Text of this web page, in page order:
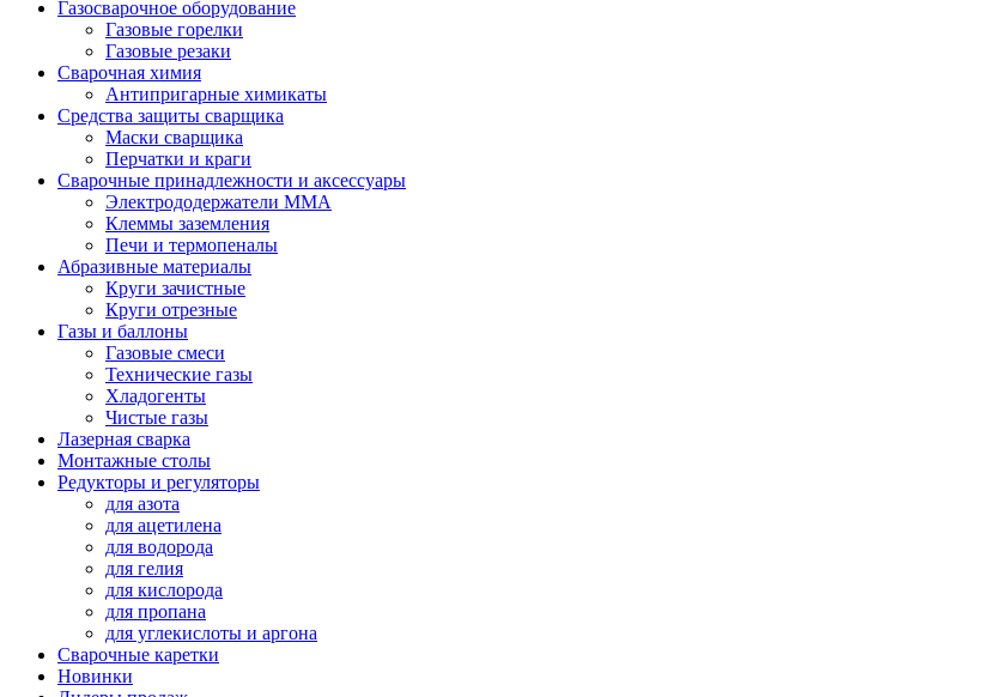
Газосварочное оборудование
Газовые горелки
Газовые резаки
Сварочная химия
Антипригарные химикаты
Средства защиты сварщика
Маски сварщика
Перчатки и краги
Сварочные принадлежности и аксессуары
Электрододержатели MMA
Клеммы заземления
Печи и термопеналы
Абразивные материалы
Круги зачистные
Круги отрезные
Газы и баллоны
Газовые смеси
Технические газы
Хладогенты
Чистые газы
Лазерная сварка
Монтажные столы
Редукторы и регуляторы
для азота
для ацетилена
для водорода
для гелия
для кислорода
для пропана
для углекислоты и аргона
Сварочные каретки
Новинки